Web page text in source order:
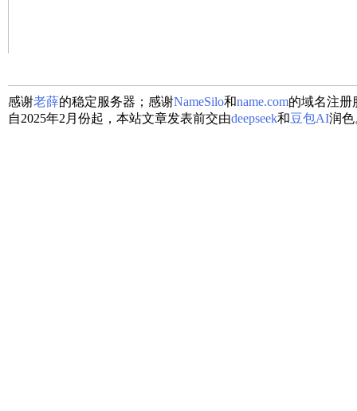
感谢老薛的稳定服务器；感谢NameSilo和name.com的域名注册
自2025年2月份起，本站文章发表前交由deepseek和豆包AI润